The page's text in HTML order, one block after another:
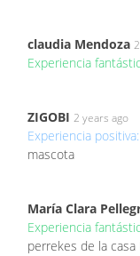
claudia Mendoza
Experiencia
ZIGOBI 2 years ago
Experiencia positiva:
mascota
María Clara
Experiencia
perrekes de la